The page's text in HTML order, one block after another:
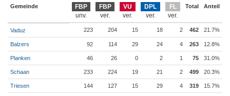
Gemeinde FBP FBP VU DPL FL Total Anteil
Vaduz 223 204 15 18 2 462 21.7%
Balzers 92 114 29 24 4 263 12.8%
Planken 46 26 0 2 1 75 31.0%
Schaan 233 224 19 21 2 499 20.3%
Triesen 144 127 15 29 4 319 15.7%